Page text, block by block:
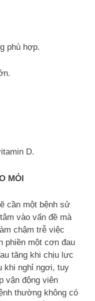
phù hợp.
D.
MỎI
cần một bệnh sử
vào vấn đề mà
chậm trễ việc
phiền một cơn đau
tăng khi chịu lực
khi nghỉ ngơi, tuy
vận động viên
thường không có